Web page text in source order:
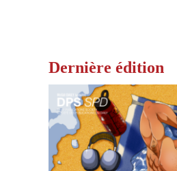
Dernière édition